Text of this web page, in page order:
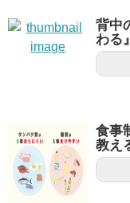
背中
わる
食事
教え